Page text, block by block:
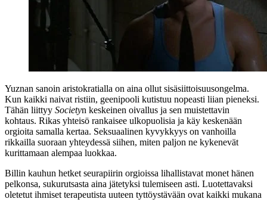
Yuznan sanoin aristokratialla on aina ollut sisäsiittoisuusongelma.
Kun kaikki naivat ristiin, geenipooli kutistuu nopeasti liian pieneksi.
Tähän liittyy Societyn keskeinen oivallus ja sen muistettavin
kohtaus. Rikas yhteisö rankaisee ulkopuolisia ja käy keskenään
orgioita samalla kertaa. Seksuaalinen kyvykkyys on vanhoilla
rikkailla suoraan yhteydessä siihen, miten paljon ne kykenevät
kurittamaan alempaa luokkaa.
Billin kauhun hetket seurapiirin orgioissa lihallistavat monet hänen
pelkonsa, sukurutsasta aina jätetyksi tulemiseen asti. Luotettavaksi
oletetut ihmiset terapeutista uuteen tyttöystävään ovat kaikki mukana